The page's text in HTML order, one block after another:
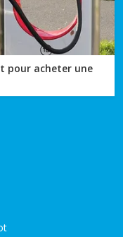
pour acheter une